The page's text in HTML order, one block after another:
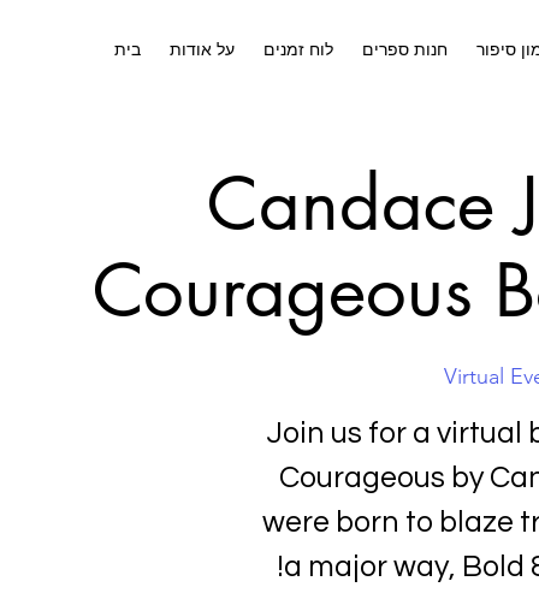
בית על אודות לוח זמנים חנות ספרים סיפור
Candace
Courageous
Virtual
Join us for a virtual
Courageous by
were born to blaze